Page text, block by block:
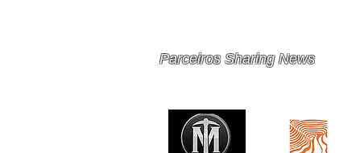
Parceiros Sharing News